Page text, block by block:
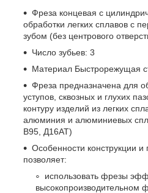
Фреза концевая с
обработки легких сплавов с
зубом (без центрового
Число зубьев: 3
Материал Быстрорежущая
Фреза предназначена для
уступов, сквозных и глухих
контуру изделий из легких
алюминия и алюминиевых
В95, Д16АТ)
Особенности конструкции
позволяет:
использовать фрезы
высокопроизводительном